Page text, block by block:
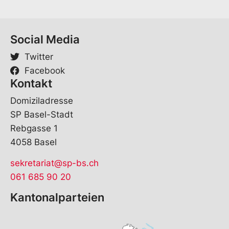
Social Media
Twitter
Facebook
Kontakt
Domiziladresse
SP Basel-Stadt
Rebgasse 1
4058 Basel
sekretariat@sp-bs.ch
061 685 90 20
Kantonalparteien